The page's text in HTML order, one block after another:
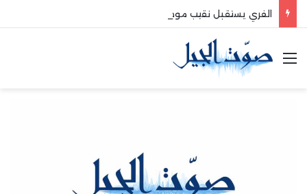
الفري يستقبل نقيب موظفي قاديشا
القائمة